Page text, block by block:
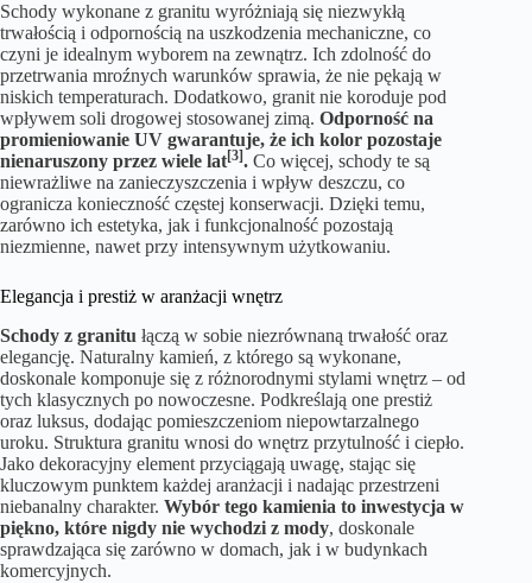
Schody wykonane z granitu wyróżniają się niezwykłą
trwałością i odpornością na uszkodzenia mechaniczne, co
czyni je idealnym wyborem na zewnątrz. Ich zdolność do
przetrwania mroźnych warunków sprawia, że nie pękają w
niskich temperaturach. Dodatkowo, granit nie koroduje pod
wpływem soli drogowej stosowanej zimą. Odporność na
promieniowanie UV gwarantuje, że ich kolor pozostaje
nienaruszony przez wiele lat[3]. Co więcej, schody te są
niewrażliwe na zanieczyszczenia i wpływ deszczu, co
ogranicza konieczność częstej konserwacji. Dzięki temu,
zarówno ich estetyka, jak i funkcjonalność pozostają
niezmienne, nawet przy intensywnym użytkowaniu.
Elegancja i prestiż w aranżacji wnętrz
Schody z granitu łączą w sobie niezrównaną trwałość oraz
elegancję. Naturalny kamień, z którego są wykonane,
doskonale komponuje się z różnorodnymi stylami wnętrz – od
tych klasycznych po nowoczesne. Podkreślają one prestiż
oraz luksus, dodając pomieszczeniom niepowtarzalnego
uroku. Struktura granitu wnosi do wnętrz przytulność i ciepło.
Jako dekoracyjny element przyciągają uwagę, stając się
kluczowym punktem każdej aranżacji i nadając przestrzeni
niebanalny charakter. Wybór tego kamienia to inwestycja w
piękno, które nigdy nie wychodzi z mody, doskonale
sprawdzająca się zarówno w domach, jak i w budynkach
komercyjnych.